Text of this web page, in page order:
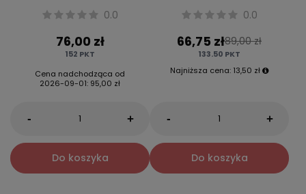
0.0
76,00 zł
152 PKT
Cena nadchodząca od
2026-09-01: 95,00 zł
- +
Do koszyka
0.0
66,75 zł89,00 zł
133.50 PKT
Najniższa cena: 13,50 zł
- +
Do koszyka